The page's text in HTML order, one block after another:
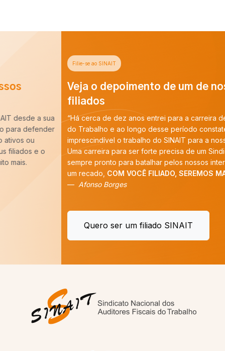
Veja o depoimento de um de nossos
“Há cerca de dez anos entrei para a carreira de Auditoria-Fiscal
do Trabalho e ao longo desse período constatei que é
imprescindível o trabalho do SINAIT para a nossa categoria.
Uma carreira para ser forte precisa de um Sindicato forte,
sempre pronto para batalhar pelos nossos interesses. E tenho
COM VOCÊ FILIADO, SEREMOS MAIS!”
Quero ser um filiado SINAIT